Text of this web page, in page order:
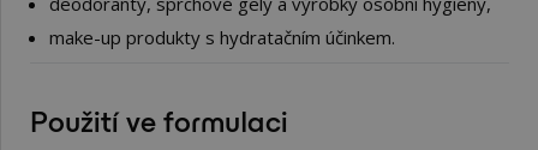
make-up produkty s hydratačním účinkem.
Použití ve formulaci